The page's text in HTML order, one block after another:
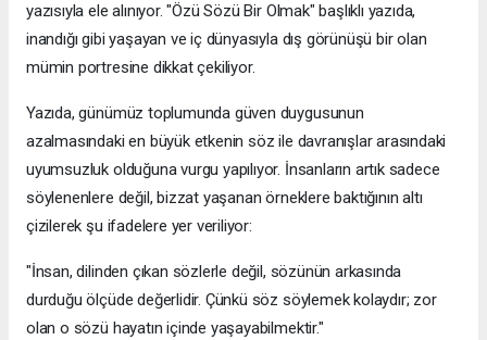
yazısıyla ele alınıyor. "Özü Sözü Bir Olmak" başlıklı yazıda,
inandığı gibi yaşayan ve iç dünyasıyla dış görünüşü bir olan
mümin portresine dikkat çekiliyor.
​Yazıda, günümüz toplumunda güven duygusunun
azalmasındaki en büyük etkenin söz ile davranışlar arasındaki
uyumsuzluk olduğuna vurgu yapılıyor. İnsanların artık sadece
söylenenlere değil, bizzat yaşanan örneklere baktığının altı
çizilerek şu ifadelere yer veriliyor:
​"İnsan, dilinden çıkan sözlerle değil, sözünün arkasında
durduğu ölçüde değerlidir. Çünkü söz söylemek kolaydır; zor
olan o sözü hayatın içinde yaşayabilmektir."